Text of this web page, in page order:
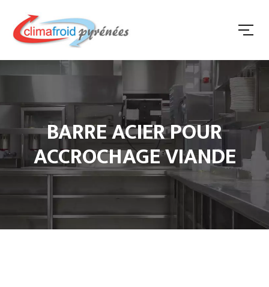
BARRE ACIER POUR
ACCROCHAGE VIANDE